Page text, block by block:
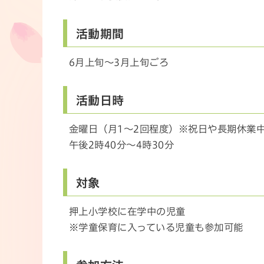
活動期間
6月上旬～3月上旬ごろ
活動日時
金曜日（月1～2回程度）※祝日や長期休業
午後2時40分～4時30分
対象
押上小学校に在学中の児童
※学童保育に入っている児童も参加可能